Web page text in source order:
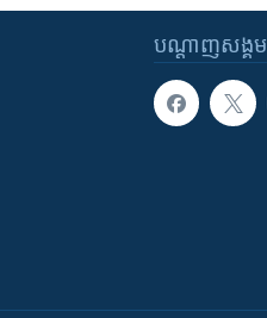
បណ្តាញ​សង្គម